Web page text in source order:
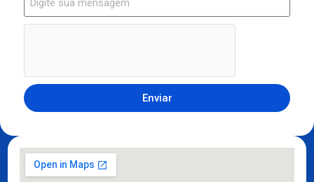
Enviar